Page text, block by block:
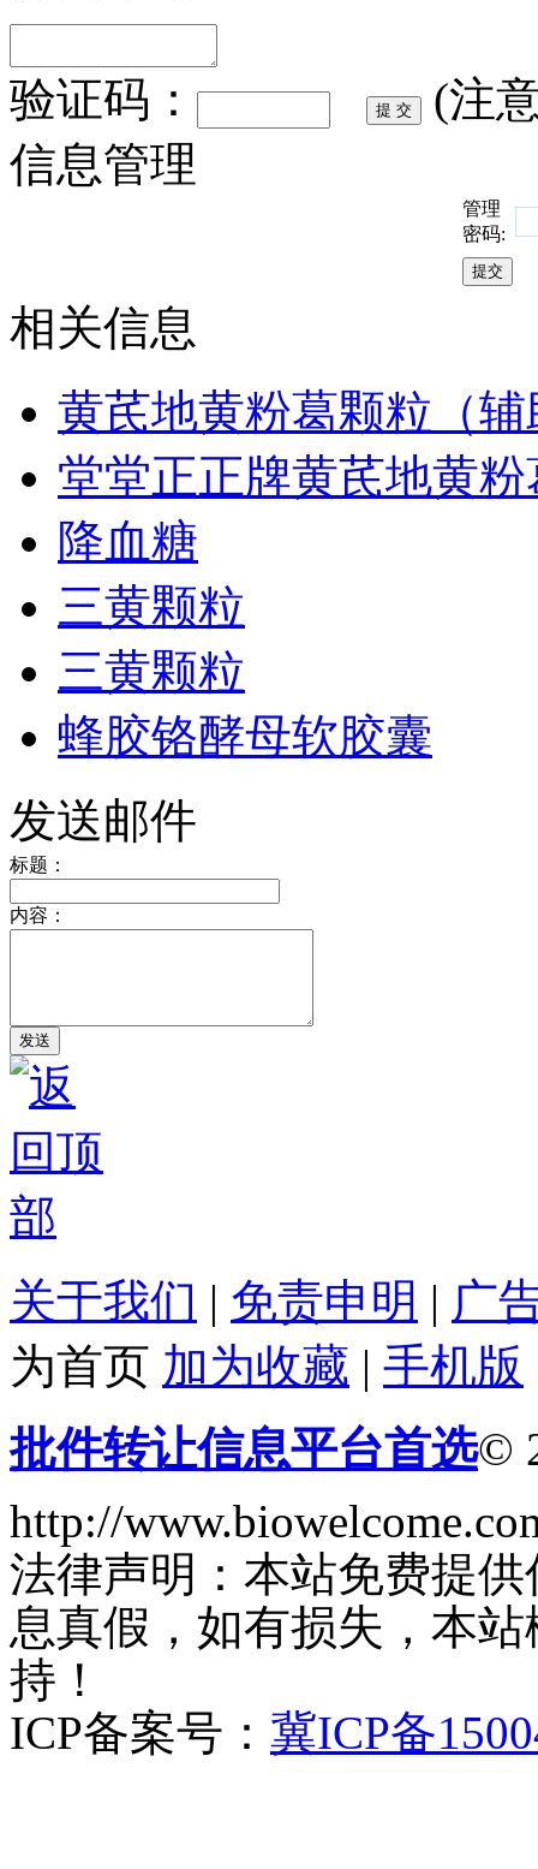
验证码：
(注
信息管理
管理
密码:
相关信息
黄芪地黄粉葛颗粒（
堂堂正正牌黄芪地黄
降血糖
三黄颗粒
三黄颗粒
蜂胶铬酵母软胶囊
发送邮件
标题：
内容：
关于我们 | 免责申明 | 广
为首页 加为收藏 | 手机版
批件转让信息平台首选©
http://
法律声明：本站免费提
息真假，如有损失，本
持！
ICP备案号： 冀ICP备